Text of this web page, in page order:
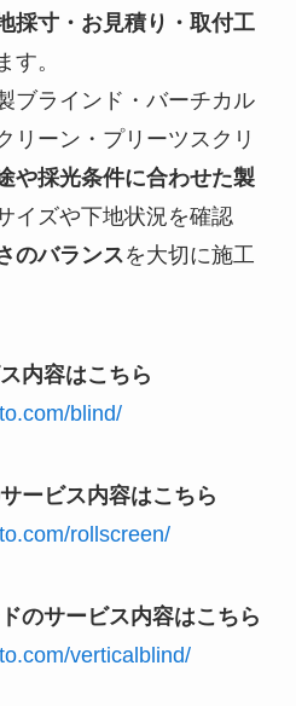
採寸・お見積り・取付工
す。
ブラインド・バーチカル
リーン・プリーツスクリ
や採光条件に合わせた製
イズや下地状況を確認
のバランスを大切に施工
内容はこちら
blind/
ービス内容はこちら
rollscreen/
のサービス内容はこちら
verticalblind/